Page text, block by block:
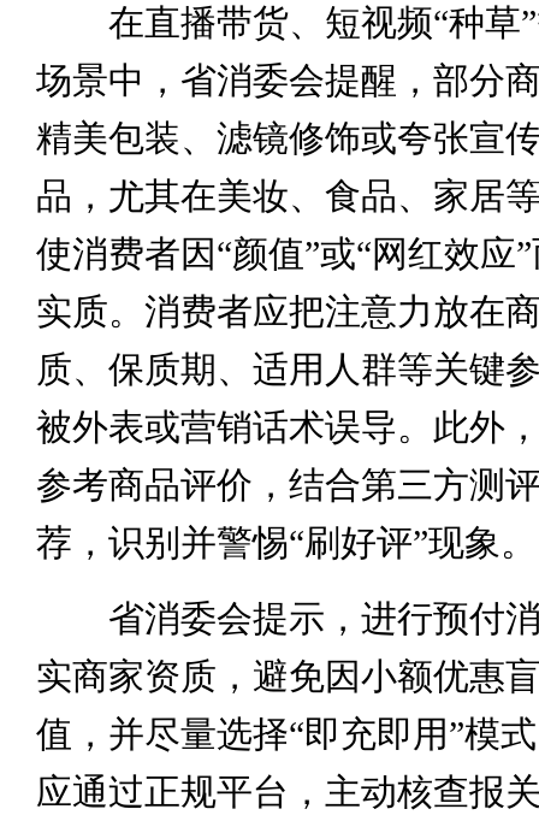
在直播带货、短视频“种草”
场景中，省消委会提醒，部分
精美包装、滤镜修饰或夸张宣
品，尤其在美妆、食品、家居
使消费者因“颜值”或“网红效应
实质。消费者应把注意力放在
质、保质期、适用人群等关键
被外表或营销话术误导。此外
参考商品评价，结合第三方测
荐，识别并警惕“刷好评”现象。
省消委会提示，进行预付消
实商家资质，避免因小额优惠
值，并尽量选择“即充即用”模
应通过正规平台，主动核查报